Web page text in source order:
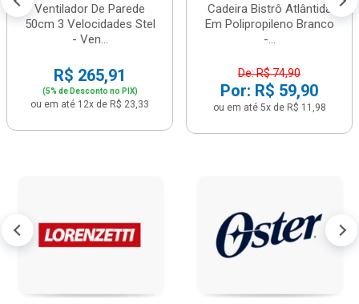
Ventilador De Parede
50cm 3 Velocidades Stel
- Ven...
R$ 265,91
(5% de Desconto no PIX)
ou em até 12x de R$ 23,33
Cadeira Bistrô Atlântida
Em Polipropileno Branco
-...
De: R$ 74,90
Por: R$ 59,90
ou em até 5x de R$ 11,98